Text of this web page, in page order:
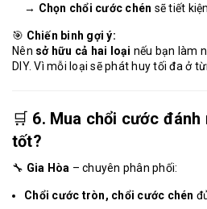
→ Chọn chổi cước chén sẽ tiết
🎯 Chiến binh gợi ý:
Nên sở hữu cả hai loại nếu bạn làm
DIY. Vì mỗi loại sẽ phát huy tối đa ở
🛒 6. Mua chổi cước
tốt?
🔧 Gia Hòa – chuyên phân phối:
Chổi cước tròn, chổi cước chén